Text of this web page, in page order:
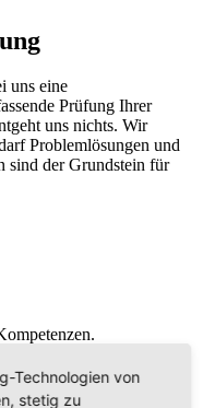
uns eine
Prüfung Ihrer
uns nichts. Wir
Problemlösungen und
sind der Grundstein für
und Reinzeichnung.
aus
Technologien von
stetig zu